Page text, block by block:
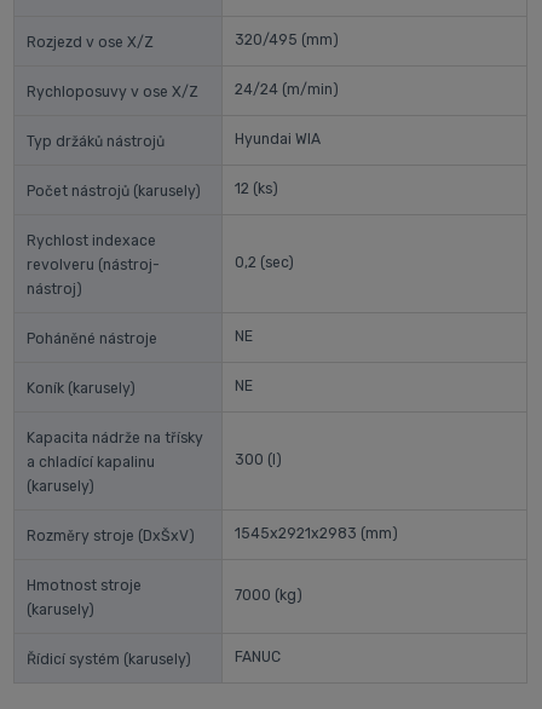
Rozjezd v ose X/Z 320/495 (mm)
Rychloposuvy v ose X/Z 24/24 (m/min)
Typ držáků nástrojů Hyundai WIA
Počet nástrojů (karusely) 12 (ks)
Rychlost indexace
revolveru (nástroj-
nástroj)
0,2 (sec)
Poháněné nástroje NE
Koník (karusely) NE
Kapacita nádrže na třísky
a chladící kapalinu
(karusely)
300 (l)
Rozměry stroje (DxŠxV) 1545x2921x2983 (mm)
Hmotnost stroje
(karusely)
7000 (kg)
Řídicí systém (karusely) FANUC